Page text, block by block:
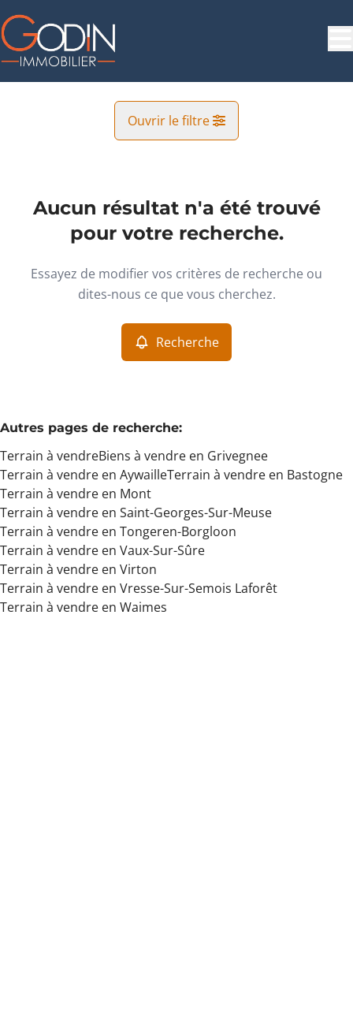
Ouvrir le filtre
Grivegnee (4030) Remove
Terrain Remove
Max. budget
Chercher
Vue de la carte
Recherche Trier par
Aucun résultat n'a été trouvé
pour votre recherche.
Essayez de modifier vos critères de recherche ou
dites-nous ce que vous cherchez.
Recherche
Autres pages de recherche:
Terrain à vendreBiens à vendre en Grivegnee
Terrain à vendre en AywailleTerrain à vendre en Bastogne
Terrain à vendre en Mont
Terrain à vendre en Saint-Georges-Sur-Meuse
Terrain à vendre en Tongeren-Borgloon
Terrain à vendre en Vaux-Sur-Sûre
Terrain à vendre en Virton
Terrain à vendre en Vresse-Sur-Semois Laforêt
Terrain à vendre en Waimes